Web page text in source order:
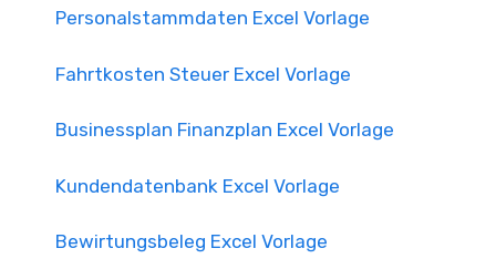
Personalstammdaten Excel Vorlage
Fahrtkosten Steuer Excel Vorlage
Businessplan Finanzplan Excel Vorlage
Kundendatenbank Excel Vorlage
Bewirtungsbeleg Excel Vorlage